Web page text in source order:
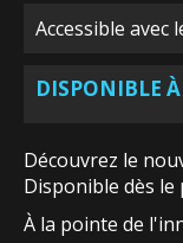
Accessible avec
DISPONIBLE
Découvrez le
Disponible dès le
À la pointe de